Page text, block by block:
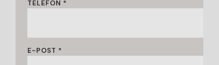
TELEFON *
E-POST *